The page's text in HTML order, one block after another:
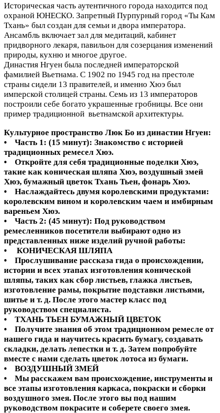
Историческая часть аутентичного города находится под
охраной ЮНЕСКО. Запретный Пурпурный город «Ты Кам
Тхань» был создан для семьи и двора императора.
Ансамбль включает зал для медитаций, кабинет
придворного лекаря, павильон для созерцания изменений
природы, кухню и многое другое.
Династия Нгуен была последней императорской
фамилией Вьетнама. С 1902 по 1945 год на престоле
страны сидели 13 правителей, и именно Хюэ был
имперской столицей страны. Семь из 13 императоров
построили себе богато украшенные гробницы. Все они
пример традиционной вьетнамской архитектуры.
Культурное пространство Люк Бо из династии Нгуен:
• Часть 1: (15 минут): Знакомство с историей
традиционных ремесел Хюэ.
• Откройте для себя традиционные поделки Хюэ,
такие как коническая шляпа Хюэ, воздушный змей
Хюэ, бумажный цветок Тхань Тьен, фонарь Хюэ.
• Наслаждайтесь двумя королевскими продуктами:
королевским вином и королевским чаем и имбирным
вареньем Хюэ.
• Часть 2: (45 минут): Под руководством
ремесленников посетители выбирают одно из
представленных ниже изделий ручной работы:
• КОНИЧЕСКАЯ ШЛЯПА
• Прослушивание рассказа гида о происхождении,
истории и всех этапах изготовления конической
шляпы, таких как сбор листьев, глажка листьев,
изготовление рамы, покрытие подставки листьями,
шитье и т. д. После этого мастер класс под
руководством специалиста.
• ТХАНЬ ТЬЕН БУМАЖНЫЙ ЦВЕТОК
• Получите знания об этом традиционном ремесле от
нашего гида и научитесь красить бумагу, создавать
складки, делать лепестки и т. д. Затем попробуйте
вместе с нами сделать цветок лотоса из бумаги.
• ВОЗДУШНЫЙ ЗМЕЙ
• Мы расскажем вам происхождение, инструменты и
все этапы изготовления каркаса, покраски и сборки
воздушного змея. После этого вы под нашим
руководством покрасите и соберете своего змея.